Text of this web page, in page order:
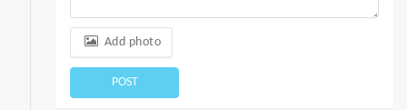
Add photo
POST